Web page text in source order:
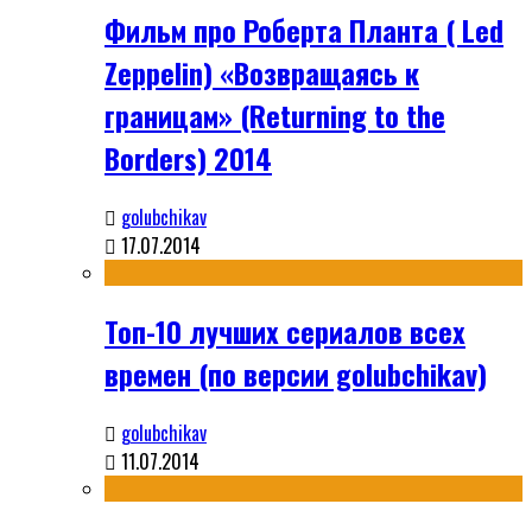
Фильм про Роберта Планта ( Led
Zeppelin) «Возвращаясь к
границам» (Returning to the
Borders) 2014
golubchikav
17.07.2014
Топ-10 лучших сериалов всех
времен (по версии golubchikav)
golubchikav
11.07.2014